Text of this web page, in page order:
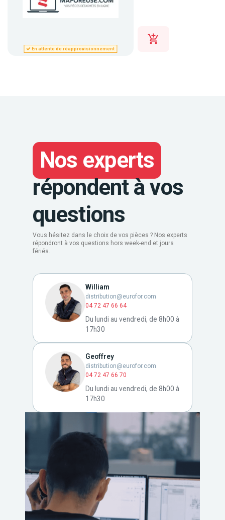
En attente de réapprovisionnement
Nos experts
répondent à vos
questions
Vous hésitez dans le choix de vos pièces ? Nos experts
répondront à vos questions hors week-end et jours
fériés.
William
distribution@eurofor.com
04 72 47 66 64
Du lundi au vendredi, de 8h00 à
17h30
Geoffrey
distribution@eurofor.com
04 72 47 66 70
Du lundi au vendredi, de 8h00 à
17h30